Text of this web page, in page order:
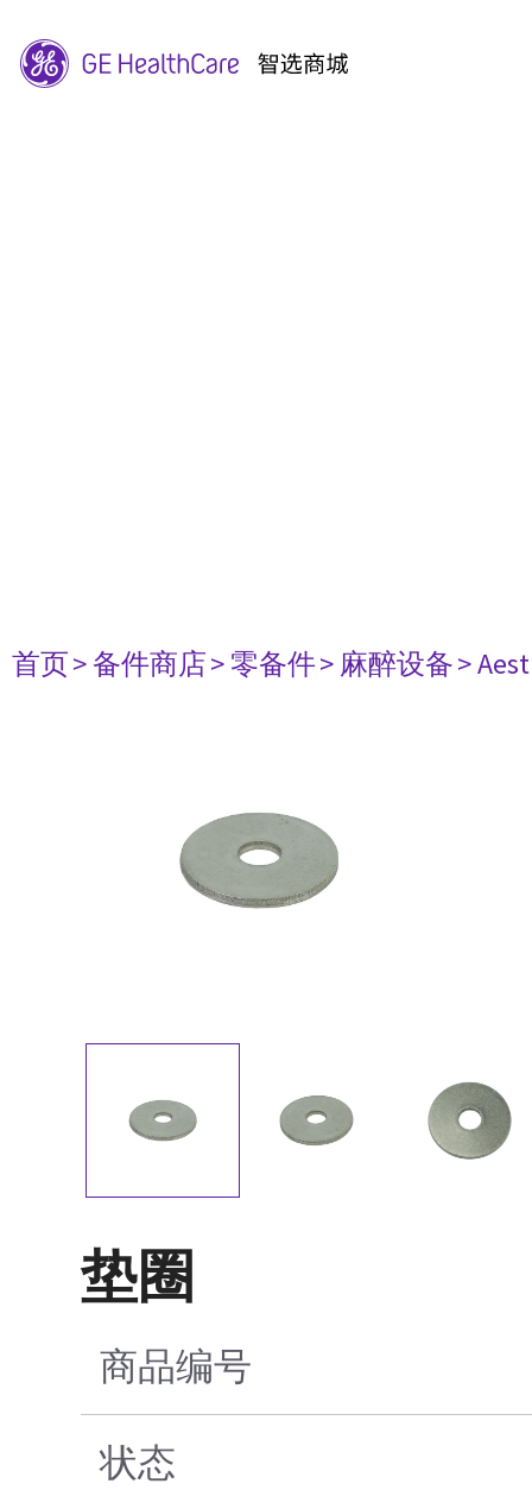
首页> 备件商店> 零备件> 麻醉设备>
垫圈
商品编号
状态